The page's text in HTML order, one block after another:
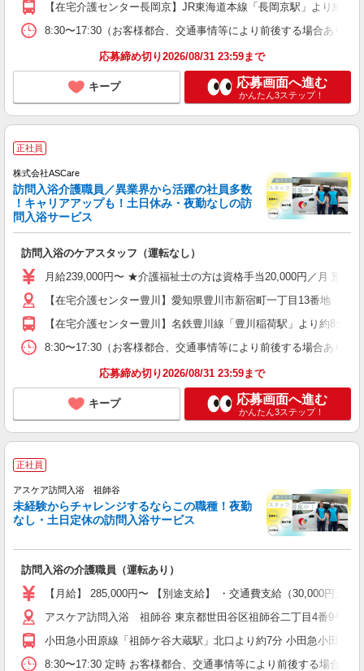
【在宅介護センター長岡京】JR東海道本線「長岡京駅」より約6
8:30〜17:30（お客様都合、交通事情等により前後する場合あり）
応募締め切り2026/08/31 23:59まで
キープ 応募画面へ進む
かんたん3ステップ！
正社員
株式会社ASCare
訪問入浴介護職員／異業界から活躍の社員多数
！キャリアアップも！土日休み・夜勤なしの訪
問入浴サービス
訪問入浴のケアスタッフ（運転なし）
月給239,000円〜 ★介護福祉士の方は資格手当20,000円／月 別途
【在宅介護センター豊川】愛知県豊川市新宿町一丁目13番地 【
【在宅介護センター豊川】名鉄豊川線「豊川稲荷駅」より約8分
8:30〜17:30（お客様都合、交通事情等により前後する場合あり）
応募締め切り2026/08/31 23:59まで
キープ 応募画面へ進む
かんたん3ステップ！
正社員
アスケア訪問入浴 祖師谷
未経験からチャレンジするならこの職種！夜勤
なし・土日定休の訪問入浴サービス
訪問入浴の介護職員（運転あり）
【月給】 285,000円〜 【別途支給】 ・交通費支給（30,000円上
アスケア訪問入浴 祖師谷 東京都世田谷区祖師谷二丁目4番9号 け
小田急小田原線「祖師ケ谷大蔵駅」北口より約7分 小田急小田原
8:30〜17:30 定時 お客様都合、交通事情等により前後する場合あ